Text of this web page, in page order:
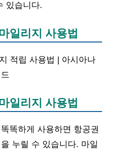
있습니다.
일리지 사용법
적립 사용법 | 아시아나
일리지 사용법
똑하게 사용하면 항공권
누릴 수 있습니다. 마일